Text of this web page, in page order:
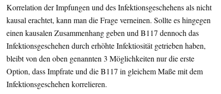
Korrelation der Impfungen und des Infektionsgeschehens als nicht
kausal erachtet, kann man die Frage verneinen. Sollte es hingegen
einen kausalen Zusammenhang geben und B117 dennoch das
Infektionsgeschehen durch erhöhte Infektiosität getrieben haben,
bleibt von den oben genannten 3 Möglichkeiten nur die erste
Option, dass Impfrate und die B117 in gleichem Maße mit dem
Infektionsgeschehen korrelieren.